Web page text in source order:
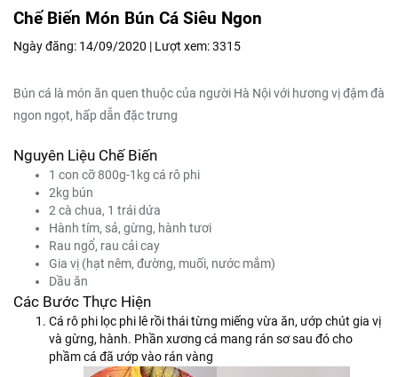
Chế Biến Món Bún Cá Siêu Ngon
Ngày đăng: 14/09/2020 | Lượt xem:3315
Bún cá là món ăn quen thuộc của người Hà Nội với hương vị đậm đà
ngon ngọt, hấp dẫn đặc trưng
Nguyên Liệu Chế Biến
1 con cỡ 800g-1kg cá rô phi
2kg bún
2 cà chua, 1 trái dứa
Hành tím, sả, gừng, hành tươi
Rau ngổ, rau cải cay
Gia vị (hạt nêm, đường, muối, nước mắm)
Dầu ăn
Các Bước Thực Hiện
Cá rô phi lọc phi lê rồi thái từng miếng vừa ăn, ướp chút gia vị
và gừng, hành. Phần xương cá mang rán sơ sau đó cho
phầm cá đã ướp vào rán vàng